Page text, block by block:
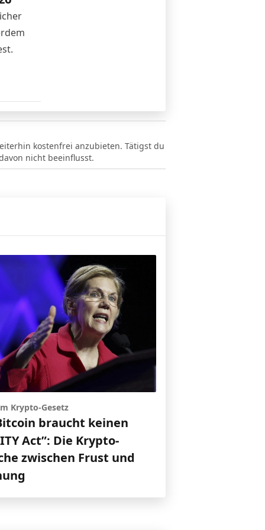
kostenfrei anzubieten. Tätigst du
nicht beeinflusst.
Krypto-Gesetz
braucht keinen
Act”: Die Krypto-
zwischen Frust und